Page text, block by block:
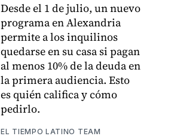
Desde el 1 de julio, un nuevo
programa en Alexandria
permite a los inquilinos
quedarse en su casa si pagan
al menos 10% de la deuda en
la primera audiencia. Esto
es quién califica y cómo
pedirlo.
EL TIEMPO LATINO TEAM